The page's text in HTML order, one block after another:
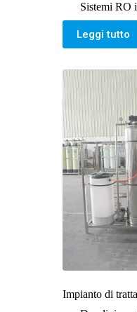
Sistemi RO
Leggi tutto
Impianto di